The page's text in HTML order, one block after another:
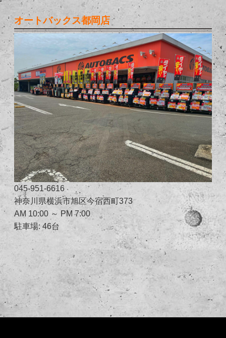
オートバックス都岡店
045-951-6616
神奈川県横浜市旭区今宿西町373
AM 10:00 ～ PM 7:00
駐車場: 46台